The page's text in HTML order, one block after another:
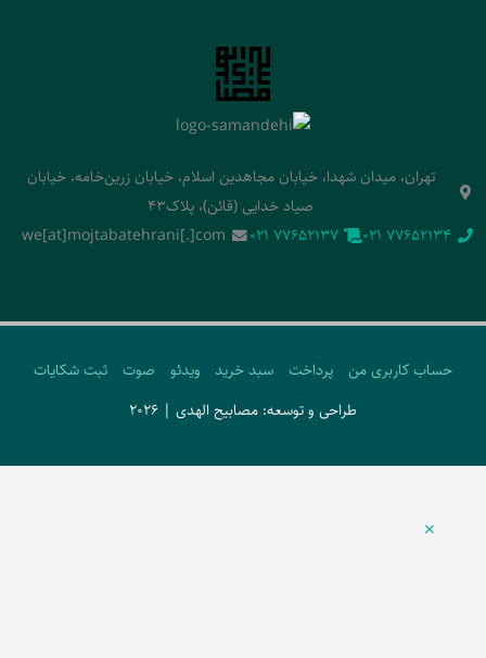
تهران، میدان شهدا، خیابان مجاهدین اسلام، خیابان زرین‌خامه، خیابان
صیاد خدایی (قائن)، پلاک43
‭021 77652134‬
‭021 77652137‬
we[at]mojtabatehrani[.]com
حساب کاربری من پرداخت سبد خرید ویدئو صوت
ثبت شکایات
طراحی و توسعه: مصابیح الهدی | 2026